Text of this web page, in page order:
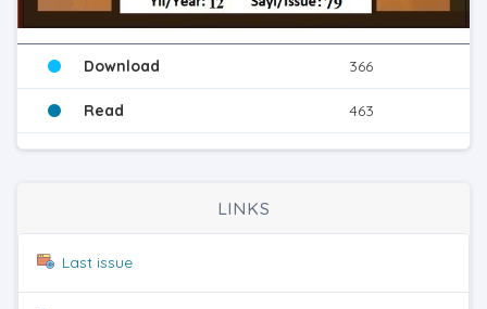
Download 366
Read 463
LINKS
Last issue